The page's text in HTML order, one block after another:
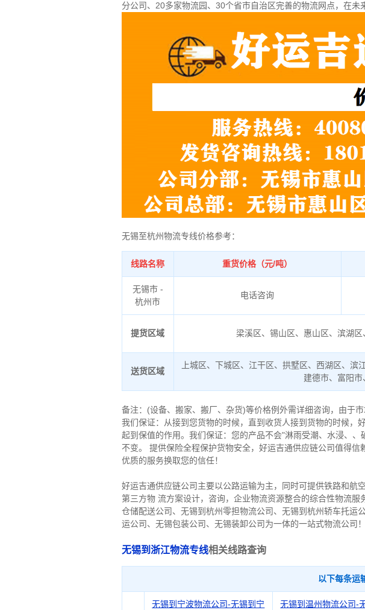
分公司、20多家物流园、30个省市自治区完善的物流网点，在未
无锡至杭州物流专线价格参考：
线路名称 重货价格（元/吨）
无锡市 -
杭州市
电话咨询
提货区域 梁溪区、锡山区、惠山区、滨湖
送货区域
上城区、下城区、江干区、拱墅区、西湖区、滨
建德市、富阳市
备注：(设备、搬家、搬厂、杂货)等价格例外需详细咨询，由于
我们保证：从接到您货物的时候，直到收货人接到货物的时候，
起到保值的作用。 我们保证：您的产品不会"淋雨受潮、水浸、
不变。 提供保险全程保护货物安全，好运吉通供应链公司值得
优质的服务换取您的信任！
好运吉通供应链公司主要以公路运输为主，同时可提供铁路和航
第三方物 流方案设计，咨询，企业物流资源整合的综合性物流服
仓储配送公司、无锡到杭州零担物流公司、无锡到杭州轿车托运
运公司、无锡包装公司、无锡装卸公司为一体的一站式物流公司！
无锡到浙江物流专线相关线路查询
以下每条运
无锡到宁波物流公司-无锡到宁
无锡到温州物流公司-